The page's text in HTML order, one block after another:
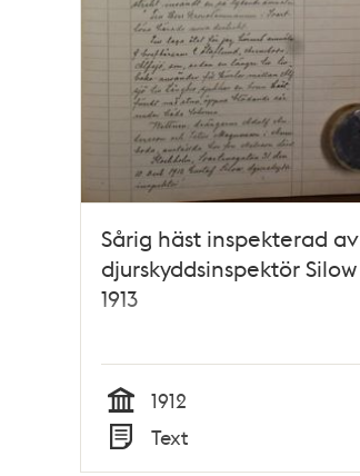
Sårig häst inspekterad av
djurskyddsinspektör Silow
1913
Tid
1912
Typ
Text